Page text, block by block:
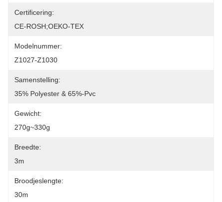
Certificering:
CE-ROSH;OEKO-TEX
Modelnummer:
Z1027-Z1030
Samenstelling:
35% Polyester & 65%-Pvc
Gewicht:
270g~330g
Breedte:
3m
Broodjeslengte:
30m